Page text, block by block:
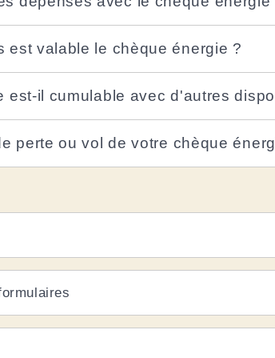
est valable le chèque énergie ?
est-il cumulable avec d'autres
perte ou vol de votre chèque